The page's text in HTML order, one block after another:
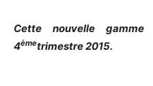
Cette nouvelle
4èmetrimestre 2015.